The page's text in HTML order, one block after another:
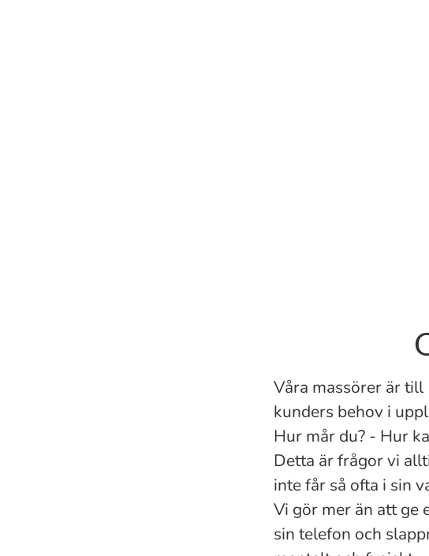
Våra massörer är
kunders behov i
Hur mår du? - Hur
Detta är frågor vi
inte får så ofta i sin
Vi gör mer än att ge
sin telefon och